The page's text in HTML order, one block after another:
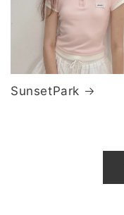
SunsetPark